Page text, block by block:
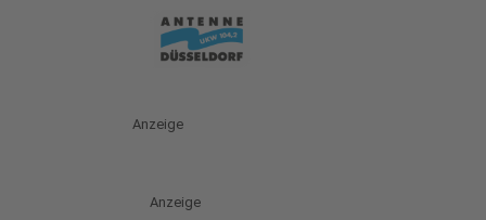
Anzeige
Anzeige